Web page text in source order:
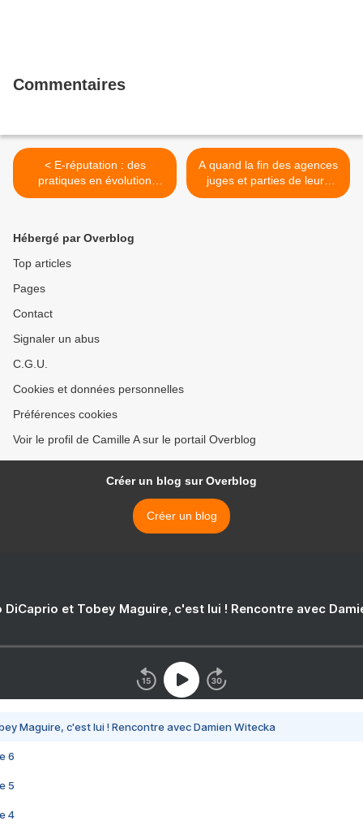
Commentaires
< E-réputation : des
pratiques en évolution
#Erepday
A quand la fin des agences
juges et parties de leurs
prestations ? >
Hébergé par Overblog
Top articles
Pages
Contact
Signaler un abus
C.G.U.
Cookies et données personnelles
Préférences cookies
Voir le profil de Camille A sur le portail Overblog
Créer un blog sur Overblog
Créer un blog
DiCaprio et Tobey Maguire, c'est lui ! Rencontre avec
Maguire, c'est lui ! Rencontre avec Damien Witecka
6
5
4